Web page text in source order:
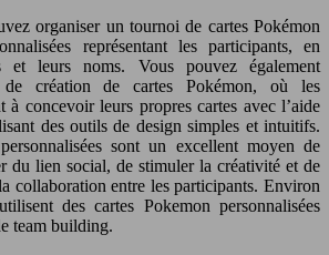
organiser un tournoi de cartes Pokémon
représentant les participants, en
et leurs noms. Vous pouvez également
création de cartes Pokémon, où les
à concevoir leurs propres cartes avec l’aide
des outils de design simples et intuitifs.
sont un excellent moyen de
du lien social, de stimuler la créativité et de
collaboration entre les participants. Environ
des cartes Pokemon personnalisées
team building.